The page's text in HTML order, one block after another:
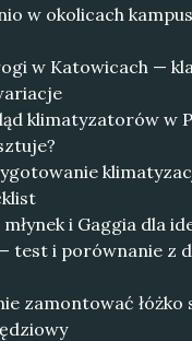
w okolicach
w Katowicach —
klimatyzatorów w
i Gaggia dla
test i porównanie z
zamontować łóżko